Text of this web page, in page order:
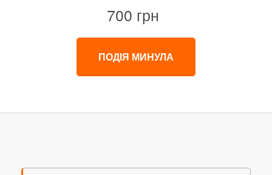
700 грн
ПОДІЯ МИНУЛА